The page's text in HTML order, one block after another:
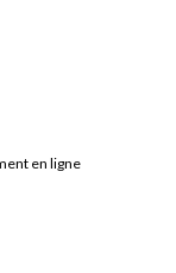
en ligne